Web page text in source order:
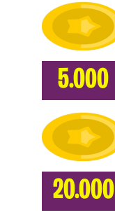
5.000
20.000